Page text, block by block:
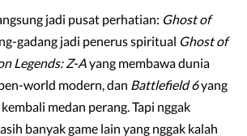
jadi pusat perhatian: Ghost of
gadang jadi penerus spiritual Ghost of
Legends: Z-Ayang membawa dunia
world modern, dan Battlefield 6yang
medan perang. Tapi nggak
banyak game lain yang nggak kalah